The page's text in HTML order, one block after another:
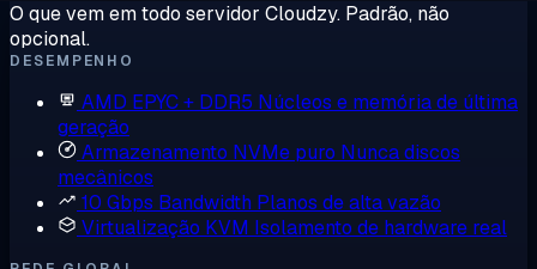
O que vem em todo servidor Cloudzy. Padrão, não
opcional.
DESEMPENHO
AMD EPYC + DDR5 Núcleos e memória de última
geração
Armazenamento NVMe puro Nunca discos
mecânicos
10 Gbps Bandwidth Planos de alta vazão
Virtualização KVM Isolamento de hardware real